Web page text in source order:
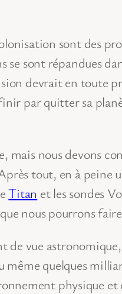
sont des
sont répandues
devrait en toute
par quitter sa
mais nous devons
tout, en à peine
Titan et les sondes
nous pourrons
vue astronomique,
quelques
physique